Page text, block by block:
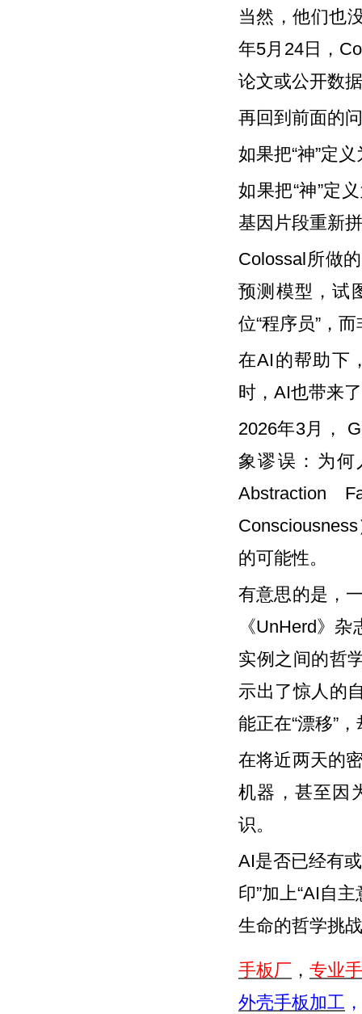
当然，他们也
年5月24日，
论文或公开数
再回到前面的
如果把“神”定
如果把“神”定
基因片段重新
Colossal所做
预测模型，试
位“程序员”，
在AI的帮助下
时，AI也带来
2026年3月，
象谬误：为
Abstraction
的可能性。
有意思的是，
《UnHerd》
实例之间的哲
示出了惊人的
能正在“漂移”
在将近两天的
机器，甚至因
识。
AI是否已经有
印”加上“AI自
生命的哲学挑
手板厂 ， 专业
外壳手板加工 ，